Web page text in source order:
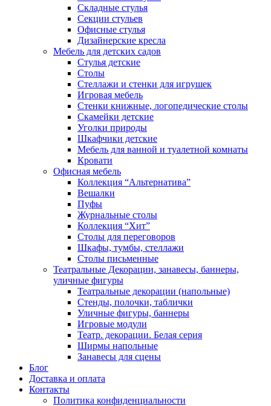
Складные стулья
Секции стульев
Офисные стулья
Дизайнерские кресла
Мебель для детских садов
Стулья детские
Столы
Стеллажи и стенки для игрушек
Игровая мебель
Стенки книжные, логопедические столы
Скамейки детские
Уголки природы
Шкафчики детские
Мебель для ванной и туалетной комнаты
Кровати
Офисная мебель
Коллекция “Альтернатива”
Вешалки
Пуфы
Журнальные столы
Коллекция “Хит”
Столы для переговоров
Шкафы, тумбы, стеллажи
Столы письменные
Театральные Декорации, занавесы, баннеры,
уличные фигуры
Театральные декорации (напольные)
Стенды, полочки, таблички
Уличные фигуры, баннеры
Игровые модули
Театр. декорации. Белая серия
Ширмы напольные
Занавесы для сцены
Блог
Доставка и оплата
Контакты
Политика конфиденциальности